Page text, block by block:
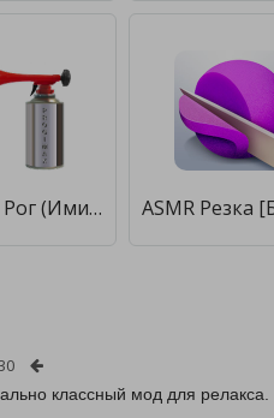
Стадион Рог (Имитатор) [Мод меню]
классный мод для релакса.